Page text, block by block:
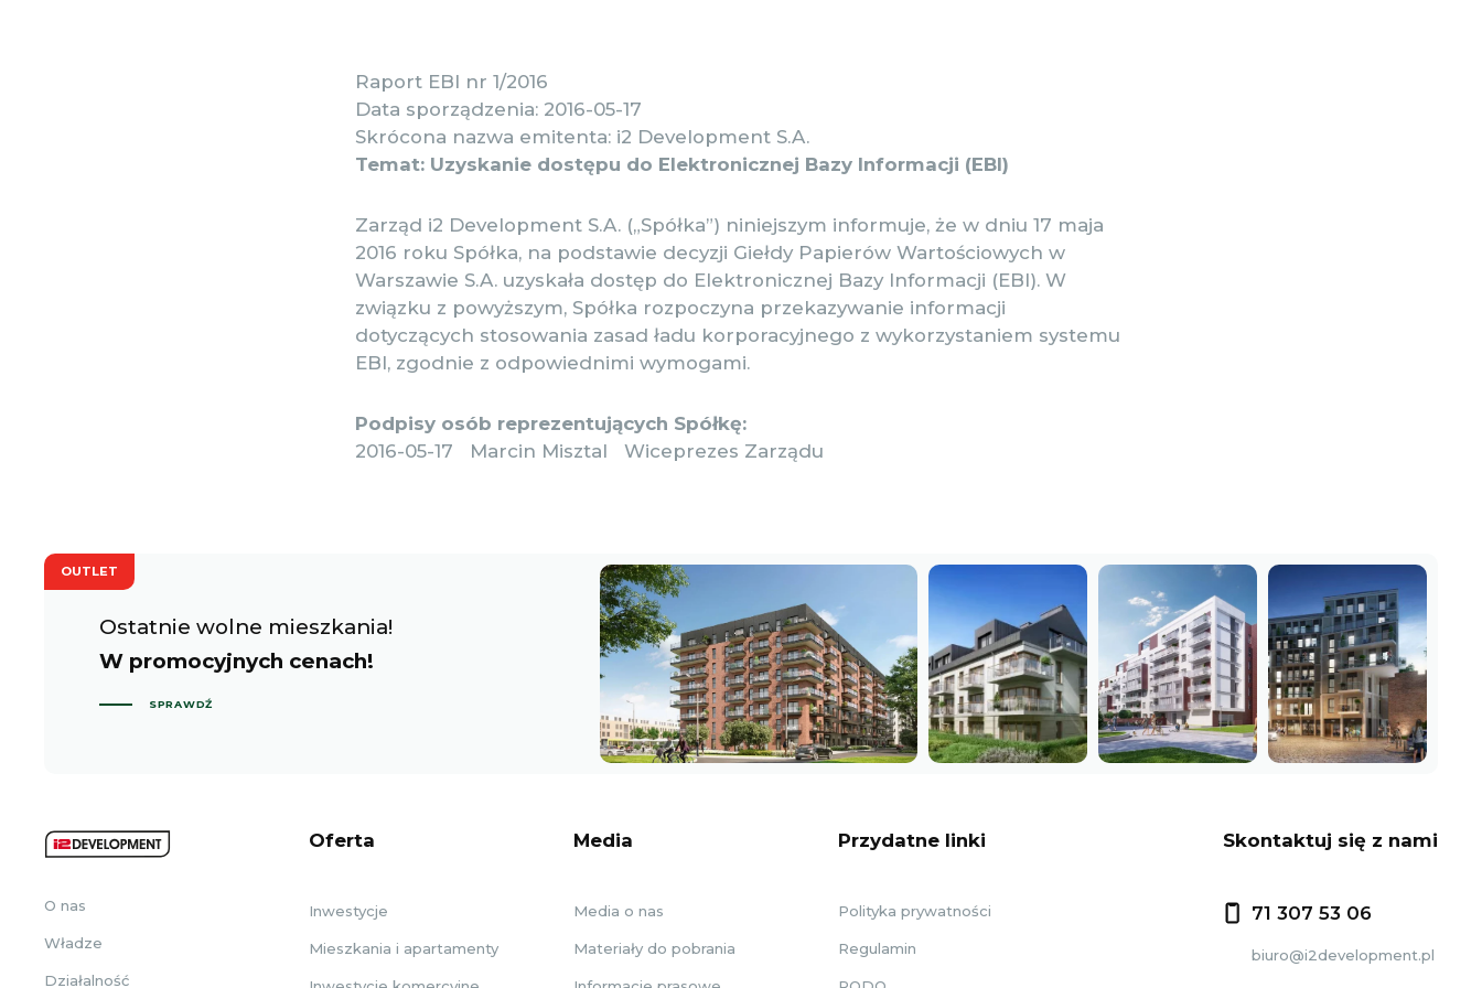
Raport EBI nr 1/2016
Data sporządzenia: 2016-05-17
Skrócona nazwa emitenta: i2 Development S.A.
Temat: Uzyskanie dostępu do Elektronicznej Bazy Informacji (EBI)
Zarząd i2 Development S.A. („Spółka”) niniejszym informuje, że w dniu 17 maja
2016 roku Spółka, na podstawie decyzji Giełdy Papierów Wartościowych w
Warszawie S.A. uzyskała dostęp do Elektronicznej Bazy Informacji (EBI). W
związku z powyższym, Spółka rozpoczyna przekazywanie informacji
dotyczących stosowania zasad ładu korporacyjnego z wykorzystaniem systemu
EBI, zgodnie z odpowiednimi wymogami.
Podpisy osób reprezentujących Spółkę:
2016-05-17 Marcin Misztal Wiceprezes Zarządu
OUTLET
Ostatnie wolne mieszkania!
W promocyjnych cenach!
SPRAWDŹ
O nas
Władze
Działalność
Oferta
Inwestycje
Mieszkania i apartamenty
Media
Media o nas
Materiały do pobrania
Przydatne linki
Polityka prywatności
Regulamin
Skontaktuj się z nami
71 307 53 06
biuro@i2development.pl